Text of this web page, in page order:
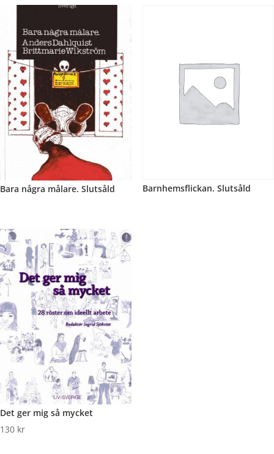
Bara några målare. Slutsåld Barnhemsflickan. Slutsåld
Det ger mig så mycket
130 kr